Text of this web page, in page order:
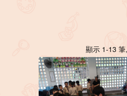
顯示 1-13 筆